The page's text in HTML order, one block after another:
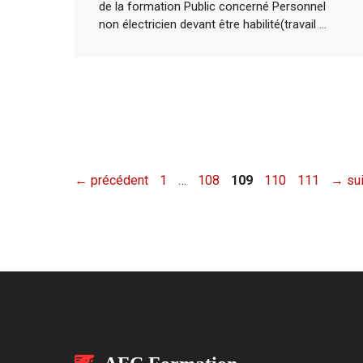
de la formation Public concerné Personnel
non électricien devant être habilité(travail ...
← précédent Page
1 … Page
108 Page
109 Page
110 Page
111 →